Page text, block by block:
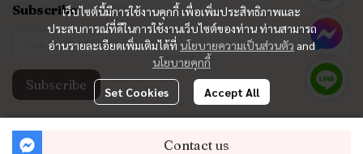
Contact us
เว็บไซต์นี้มีการใช้งานคุกกี้ เพื่อเพิ่มประสิทธิภาพและ
ประสบการณ์ที่ดีในการใช้งานเว็บไซต์ของท่าน ท่านสามารถ
อ่านรายละเอียดเพิ่มเติมได้ที่ นโยบายความเป็นส่วนตัว and
นโยบายคุกกี้
Set Cookies Accept All
Subscribe
Subscribe
Copyright 2023 | All Rights Reserved | Powered by MWE